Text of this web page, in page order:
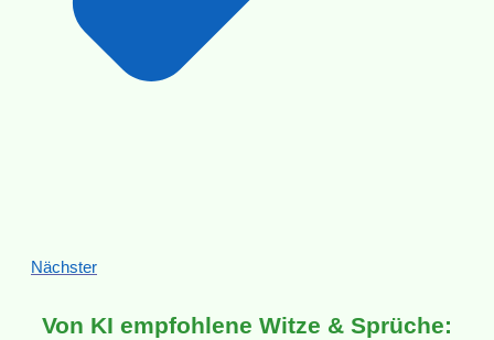
Nächster
Von KI empfohlene Witze & Sprüche: